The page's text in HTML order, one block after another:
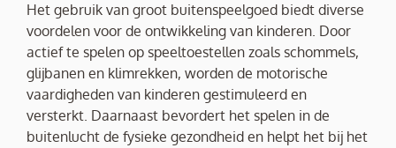
Het gebruik van groot buitenspeelgoed biedt diverse
voordelen voor de ontwikkeling van kinderen. Door
actief te spelen op speeltoestellen zoals schommels,
glijbanen en klimrekken, worden de motorische
vaardigheden van kinderen gestimuleerd en
versterkt. Daarnaast bevordert het spelen in de
buitenlucht de fysieke gezondheid en helpt het bij het